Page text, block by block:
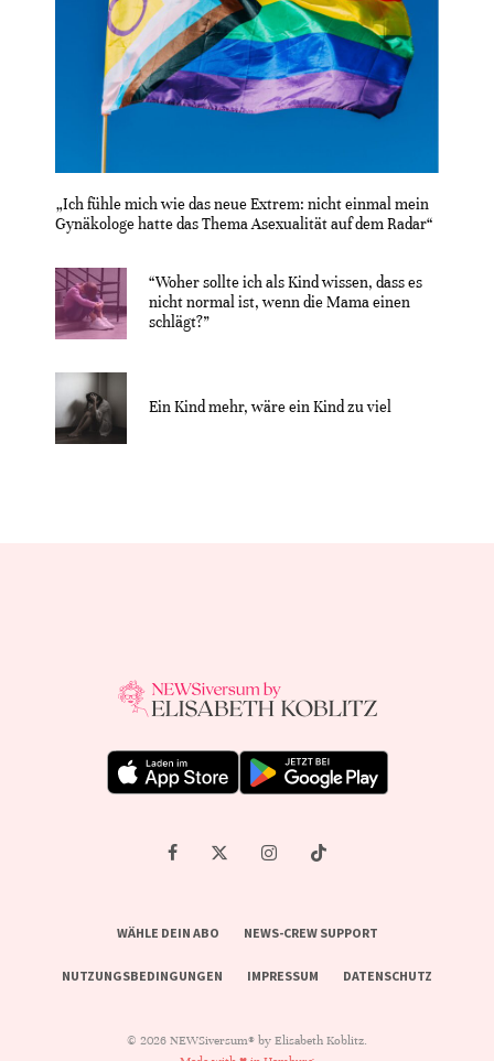
„Ich fühle mich wie das neue Extrem: nicht einmal mein
Gynäkologe hatte das Thema Asexualität auf dem Radar“
“Woher sollte ich als Kind wissen, dass es
nicht normal ist, wenn die Mama einen
schlägt?”
Ein Kind mehr, wäre ein Kind zu viel
WÄHLE DEIN ABO NEWS-CREW SUPPORT
NUTZUNGSBEDINGUNGEN IMPRESSUM DATENSCHUTZ
© 2026 NEWSiversum® by Elisabeth Koblitz.